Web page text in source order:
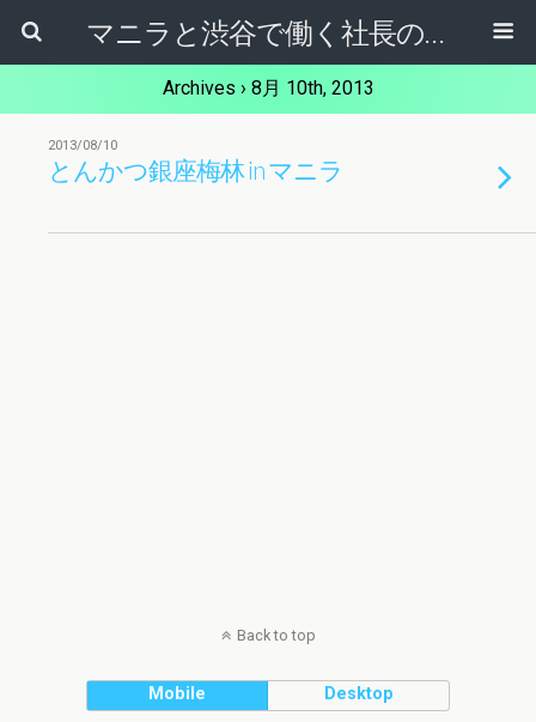
マニラと渋谷で働く社長のブログ
Archives › 8月 10th, 2013
2013/08/10
とんかつ銀座梅林 in マニラ
Back to top
Mobile Desktop